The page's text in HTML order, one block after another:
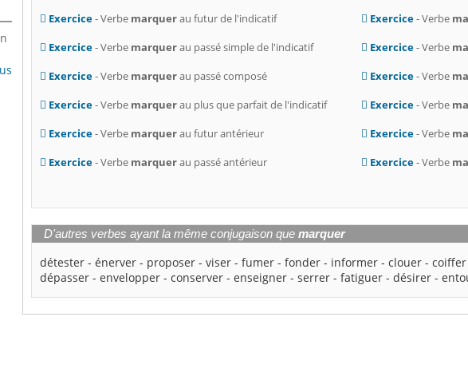
Exercice- Verbe marquerau futur de l'indicatif
Exercice- Verbe marquerau passé simple de l'indicatif
Exercice- Verbe marquerau passé composé
Exercice- Verbe marquerau plus que parfait de l'indicatif
Exercice- Verbe marquerau futur antérieur
Exercice- Verbe marquerau passé antérieur
Exercice- Verbe
Exercice- Verbe
Exercice- Verbe
Exercice- Verbe
Exercice- Verbe
Exercice- Verbe
D'autres verbes ayant la même conjugaison quemarquer
détester -énerver - proposer -viser -fumer -fonder - informer -clouer -coiffer
dépasser -envelopper -conserver -enseigner -serrer -fatiguer -désirer -